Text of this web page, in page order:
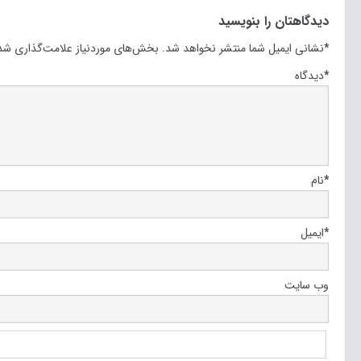
دیدگاهتان را بنویسید
نشانی ایمیل شما منتشر نخواهد شد. بخش‌های موردنیاز علامت‌گذاری
*
دیدگاه*
نام*
ایمیل*
وب‌ سایت